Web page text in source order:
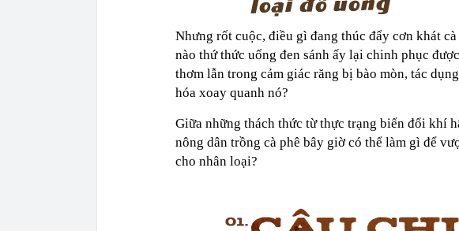
Nhưng rốt cuộc, điều gì đang thúc đẩy cơn khát
nào thứ thức uống đen sánh ấy lại chinh phục
thơm lẫn trong cảm giác răng bị bào mòn, tác
hóa xoay quanh nó?
Giữa những thách thức từ thực trạng biến đổi khí
nông dân trồng cà phê bây giờ có thể làm gì để
cho nhân loại?